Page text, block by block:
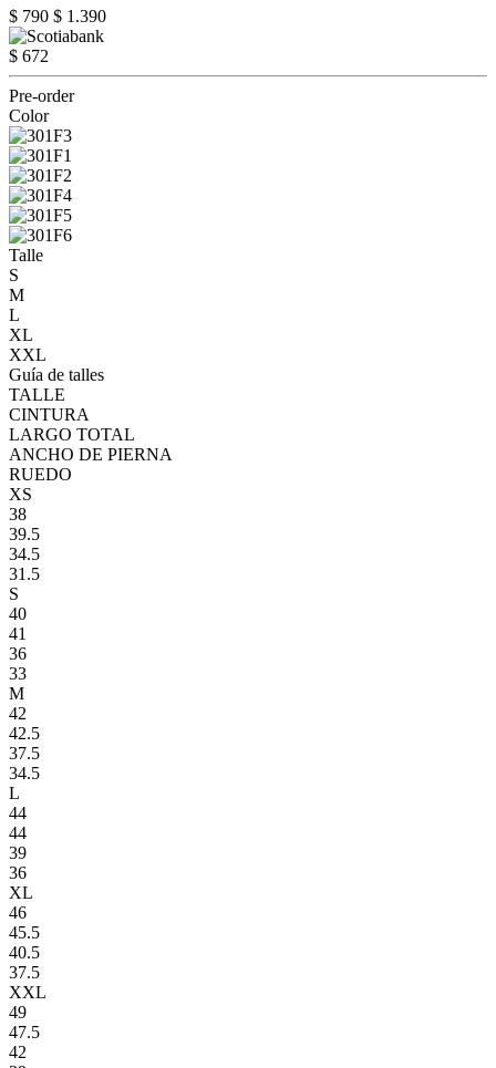
$ 790 $ 1.390
$ 672
Pre-order
Color
Talle
S
M
L
XL
XXL
Guía de talles
TALLE
CINTURA
LARGO TOTAL
ANCHO DE PIERNA
RUEDO
XS
38
39.5
34.5
31.5
S
40
41
36
33
M
42
42.5
37.5
34.5
L
44
44
39
36
XL
46
45.5
40.5
37.5
XXL
49
47.5
42